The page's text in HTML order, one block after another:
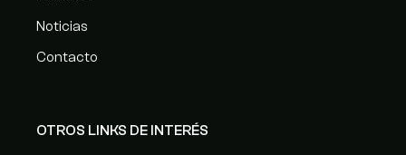
Noticias
Contacto
OTROS LINKS DE INTERÉS